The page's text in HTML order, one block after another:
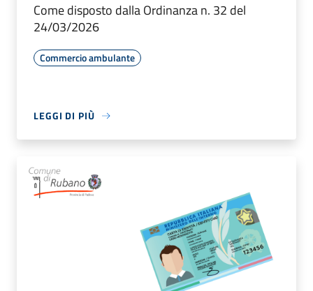
Come disposto dalla Ordinanza n. 32 del
24/03/2026
Commercio ambulante
LEGGI DI PIÙ